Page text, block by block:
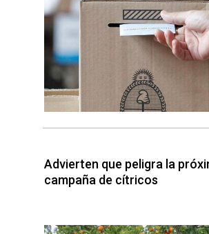
Advierten que peligra la
campaña de cítricos